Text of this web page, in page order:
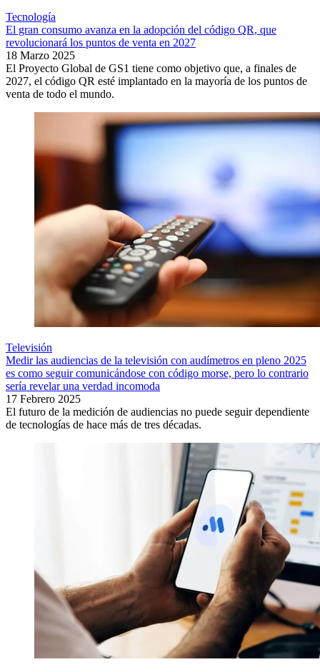
Tecnología
El gran consumo avanza en la adopción del código QR, que
revolucionará los puntos de venta en 2027
18 Marzo 2025
El Proyecto Global de GS1 tiene como objetivo que, a finales de
2027, el código QR esté implantado en la mayoría de los puntos de
venta de todo el mundo.
Televisión
Medir las audiencias de la televisión con audímetros en pleno 2025
es como seguir comunicándose con código morse, pero lo contrario
sería revelar una verdad incomoda
17 Febrero 2025
El futuro de la medición de audiencias no puede seguir dependiente
de tecnologías de hace más de tres décadas.